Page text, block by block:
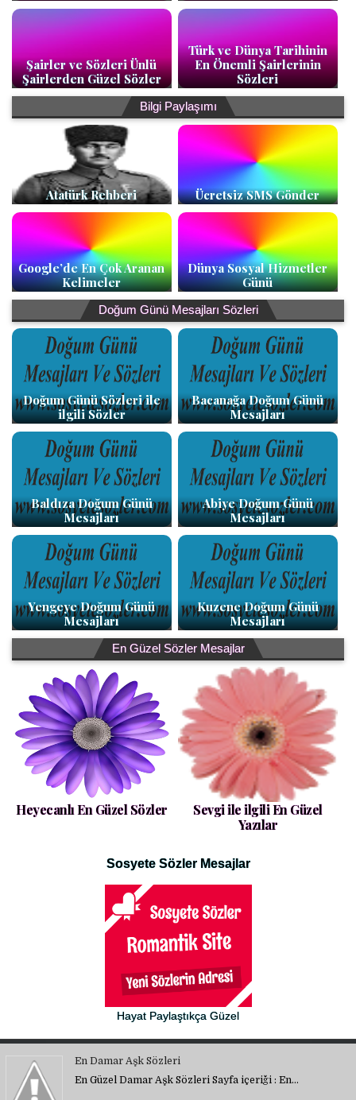
Şairler ve Sözleri Ünlü
Şairlerden Güzel Sözler
Türk ve Dünya Tarihinin
En Önemli Şairlerinin
Sözleri
Bilgi Paylaşımı
Atatürk Rehberi Ücretsiz SMS Gönder
Google’de En Çok Aranan
Kelimeler
Dünya Sosyal Hizmetler
Günü
Doğum Günü Mesajları Sözleri
Doğum Günü Sözleri ile
ilgili Sözler
Bacanağa Doğum Günü
Mesajları
Baldıza Doğum Günü
Mesajları
Abiye Doğum Günü
Mesajları
Yengeye Doğum Günü
Mesajları
Kuzene Doğum Günü
Mesajları
En Güzel Sözler Mesajlar
Heyecanlı En Güzel Sözler
Sevgi ile ilgili En Güzel
Yazılar
Sosyete Sözler Mesajlar
Hayat Paylaştıkça Güzel
En Damar Aşk Sözleri
En Güzel Damar Aşk Sözleri Sayfa içeriği : En…